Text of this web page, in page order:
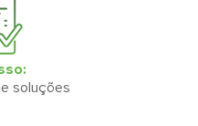
soluções